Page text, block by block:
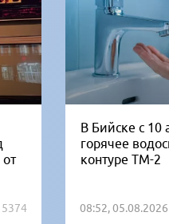
В Бийске с 10
горячее
контуре ТМ-2
08:52, 05.08.2026